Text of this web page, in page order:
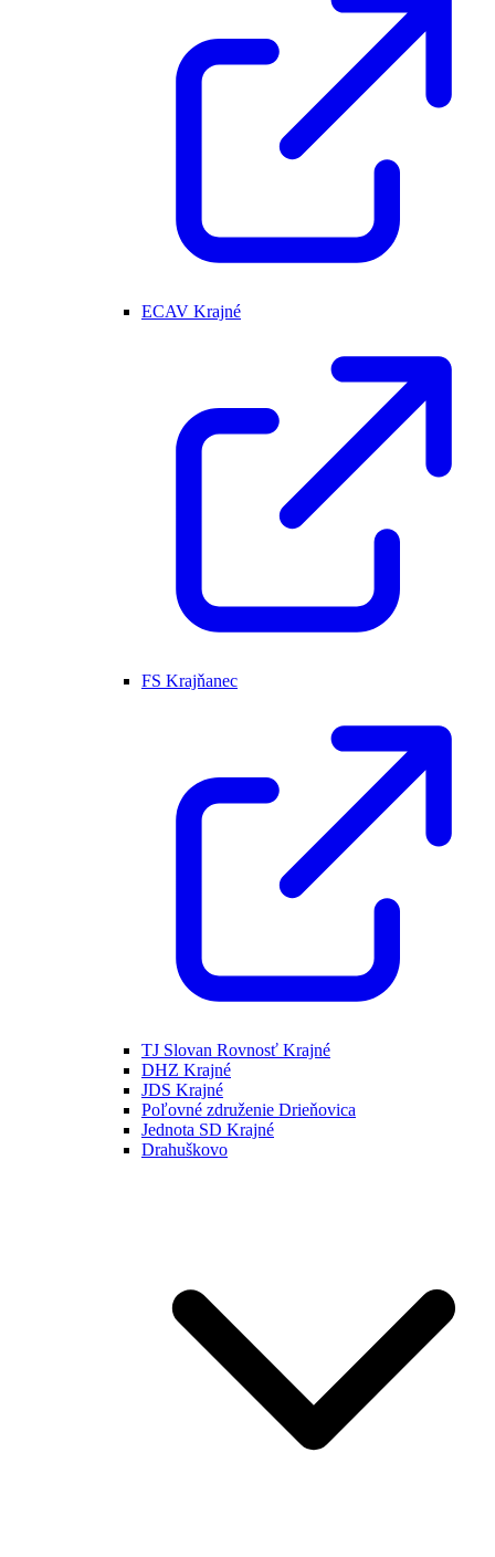
ECAV Krajné
FS Krajňanec
TJ Slovan Rovnosť Krajné
DHZ Krajné
JDS Krajné
Poľovné združenie Drieňovica
Jednota SD Krajné
Drahuškovo